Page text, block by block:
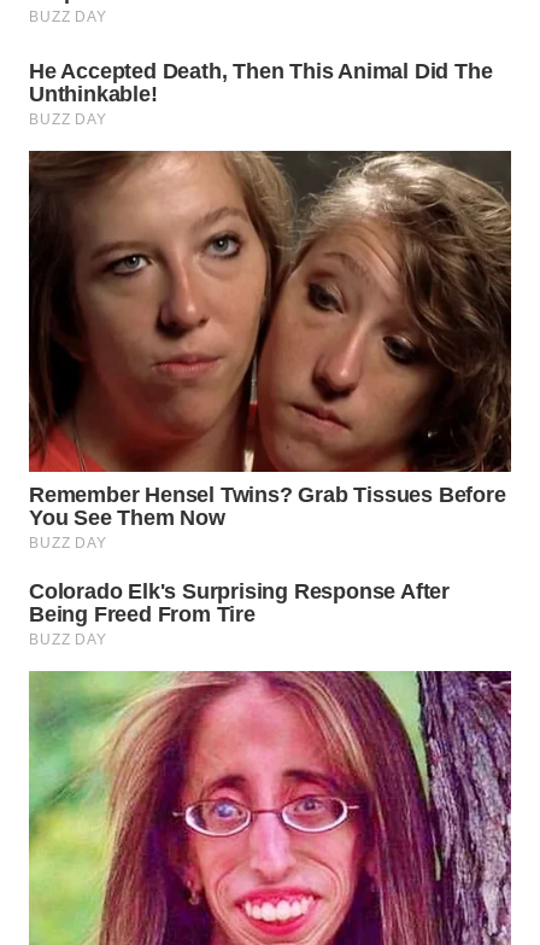
LABUHANBATU
TAPANULI
TENGAH
WN DELI
SERDANG
WN
TINGGI
WN
PAKPAK
WN
WN
WN
BOGOR
WN
DEPOK
TAPANULI